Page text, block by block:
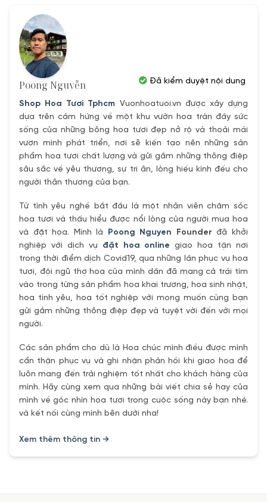
Poong Nguyễn
Shop Hoa Tươi Tphcm Vuonhoatuoi.vn được xây dựng
dựa trên cảm hứng về một khu vườn hoa tràn đầy sức
sống của những bông hoa tươi đẹp nở rộ và thoải mái
vươn mình phát triển, nơi sẽ kiến tạo nên những sản
phẩm hoa tươi chất lượng và gửi gắm những thông điệp
sâu sắc về yêu thương, sự tri ân, lòng hiếu kính đếu cho
người thân thương của bạn.
Từ tình yêu nghề bắt đầu là một nhân viên chăm sóc
hoa tươi và thấu hiểu được nổi lòng của người mua hoa
và đặt hoa. Mình là Poong Nguyen Founder đã khởi
nghiệp với dịch vụ đặt hoa online giao hoa tận nơi
trong thời điểm dịch Covid19, qua những lần phục vụ hoa
tươi, đội ngũ thợ hoa của mình dần đã mang cả trái tím
vào trong từng sản phẩm hoa khai trương, hoa sinh nhật,
hoa tình yêu, hoa tốt nghiệp với mong muốn cùng bạn
gửi gắm những thông điệp đẹp và tuyệt vời đến với mọi
người.
Các sản phẩm cho dù là Hoa chúc mình điều được mình
cẩn thận phục vụ và ghi nhận phản hồi khi giao hoa để
luôn mang đến trải nghiệm tốt nhất cho khách hàng của
mình. Hãy cùng xem qua những bài viết chia sẻ hay của
mình về góc nhìn hoa tươi trong cuộc sống này bạn nhé.
và kết nối cùng mình bên dưới nha!
Xem thêm thông tin →
Đã kiểm duyệt nội dung